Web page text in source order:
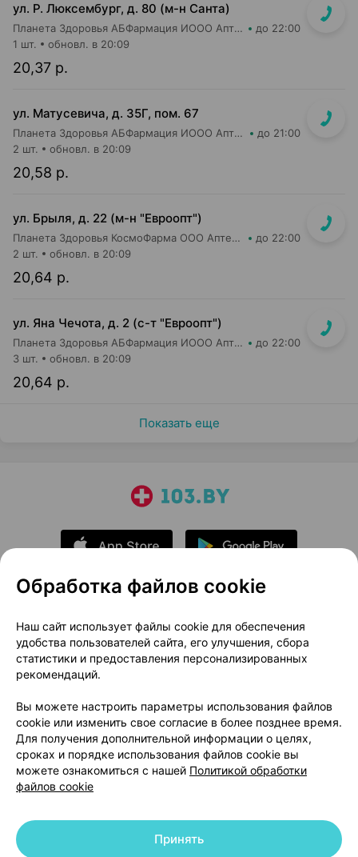
ул. Р. Люксембург, д. 80 (м-н Санта)
Планета Здоровья АБФармация ИООО Аптека №7 до 22:00
20,37 р.
1 шт. обновл. в 20:09
ул. Матусевича, д. 35Г, пом. 67
Планета Здоровья АБФармация ИООО Аптека №21 до 21:00
20,58 р.
2 шт. обновл. в 20:09
ул. Брыля, д. 22 (м-н "Евроопт")
Планета Здоровья КосмоФарма ООО Аптека №6 до 22:00
20,64 р.
2 шт. обновл. в 20:09
ул. Яна Чечота, д. 2 (с-т "Евроопт")
Планета Здоровья АБФармация ИООО Аптека №26 до 22:00
20,64 р.
3 шт. обновл. в 20:09
Показать еще
О проекте
Новости проекта
Размещение рекламы
Медицинский маркетинг
Публичный договор
Доставка
Способы оплаты
Вакансии
Партнеры
Написать руководителю 103.by
Написать в поддержку
Персональные настройки Cookie
© 2026 ООО «Артокс Лаб», УНП 191700409 | 220012, Республика Беларусь,
Обработка файлов cookie
Наш сайт использует файлы cookie для обеспечения
удобства пользователей сайта, его улучшения, сбора
статистики и предоставления персонализированных
рекомендаций.
Вы можете настроить параметры использования файлов
cookie или изменить свое согласие в более позднее время.
Для получения дополнительной информации о целях,
сроках и порядке использования файлов cookie вы
можете ознакомиться с нашей Политикой обработки
файлов cookie
Принять